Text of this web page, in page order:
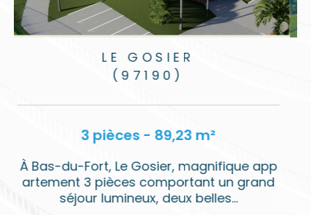
BAIE-MAHAULT
(97122)
3 pièces - 63,35 m²
- Appartement 3 pièces dans la résidenc
e "Bel Canto", Baie-Mahault - Découvrez le
confort et...